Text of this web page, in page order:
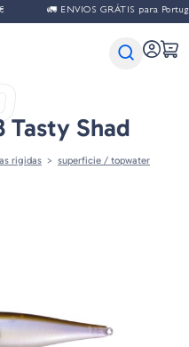
🚛 ENVIOS GRÁTIS para
Tasty Shad
rigidas superficie / topwater